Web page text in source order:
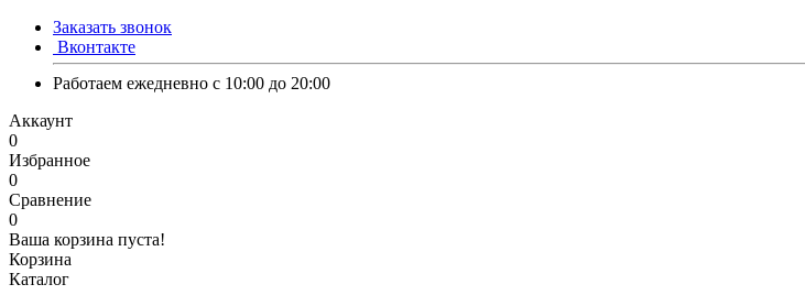
Заказать звонок
Вконтакте
Работаем ежедневно с 10:00 до 20:00
Аккаунт
0
Избранное
0
Сравнение
0
Ваша корзина пуста!
Корзина
Каталог